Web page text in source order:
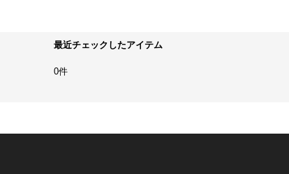
最近チェックしたアイテム
0件